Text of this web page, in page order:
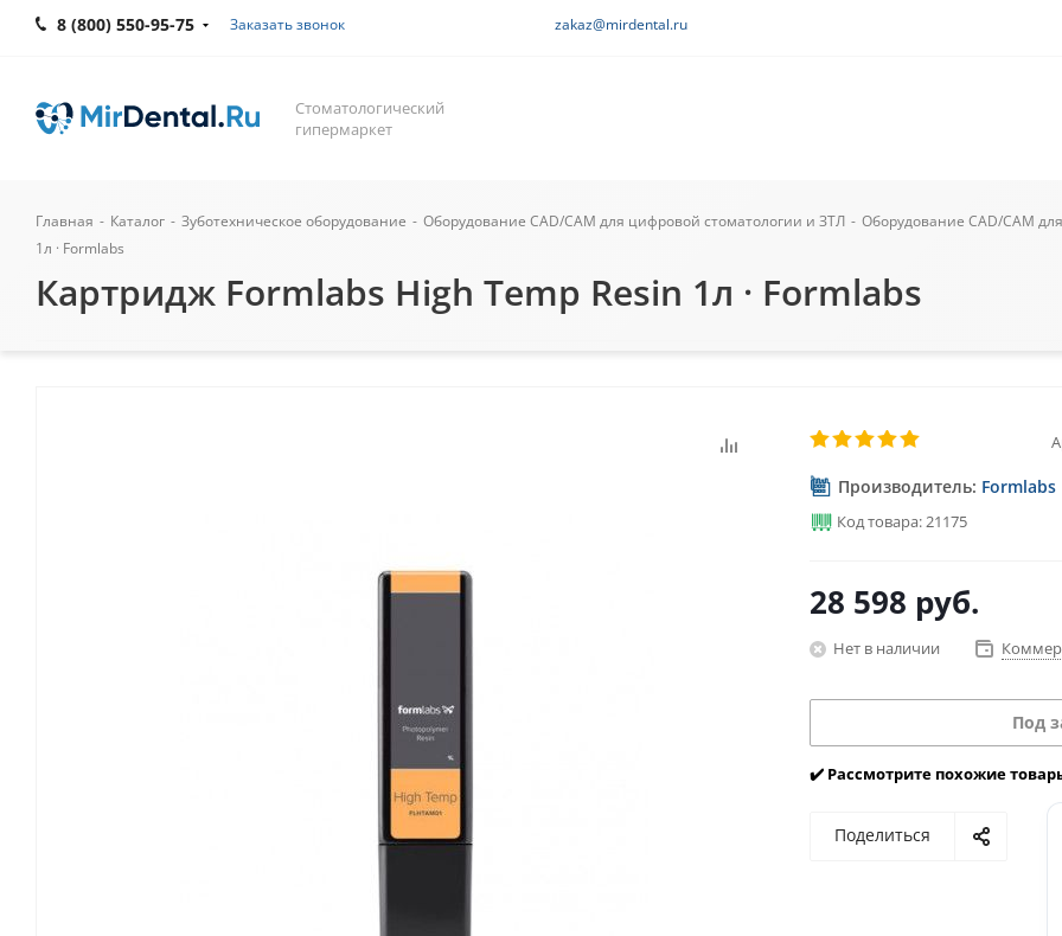
8 (800) 550-95-75 Заказать звонок zakaz@mirdental.ru
Стоматологический
гипермаркет
Главная - Каталог - Зуботехническое оборудование - Оборудование CAD/CAM для цифровой стоматологии и ЗТЛ - Оборудование CAD/CAM
1л · Formlabs
Картридж Formlabs High Temp Resin 1л · Formlabs
Производитель: Formlabs
Код товара: 21175
28 598 руб.
Нет в наличии
Под
✔️ Рассмотрите похожие
Поделиться